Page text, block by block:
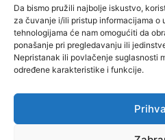
Da bismo pružili najbolje iskustvo,
za čuvanje i/ili pristup informacijama o
tehnologijama će nam omogućiti da
ponašanje pri pregledavanju ili
Nepristanak ili povlačenje suglasnosti
određene karakteristike i funkcije.
"Muževni budite" prvi je
hrvatski portal za katoličke
muškarce koji pokušava
reafirmirati u današnje
vrijeme itekako narušen
biblijski koncept muževnosti,
koji pokušavamo osvijetliti iz
više aspekata, prigodnih